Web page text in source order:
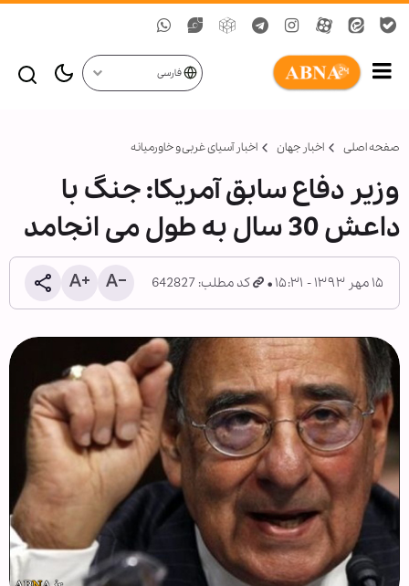
فارسی
صفحه اصلی اخبار جهان اخبار آسیای غربی و خاورمیانه
وزیر دفاع سابق آمریکا: جنگ با
داعش 30 سال به طول می انجامد
۱۵ مهر ۱۳۹۳ - ۱۵:۳۱ کد مطلب: 642827